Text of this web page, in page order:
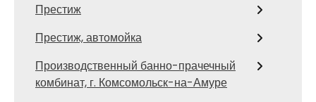
Престиж
Престиж, автомойка
Производственный банно-прачечный
комбинат, г. Комсомольск-на-Амуре